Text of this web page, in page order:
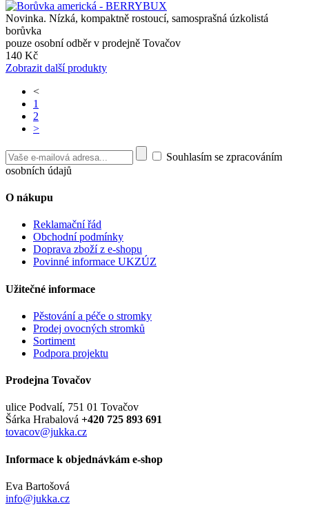
Novinka. Nízká, kompaktně rostoucí, samosprašná úzkolistá
borůvka
pouze osobní odběr v prodejně Tovačov
140 Kč
Zobrazit další produkty
<
1
2
>
Souhlasím se zpracováním
osobních údajů
O nákupu
Reklamační řád
Obchodní podmínky
Doprava zboží z e-shopu
Povinné informace UKZÚZ
Užitečné informace
Pěstování a péče o stromky
Prodej ovocných stromků
Sortiment
Podpora projektu
Prodejna Tovačov
ulice Podvalí, 751 01 Tovačov
Šárka Hrabalová +420 725 893 691
tovacov@jukka.cz
Informace k objednávkám e-shop
Eva Bartošová
info@jukka.cz